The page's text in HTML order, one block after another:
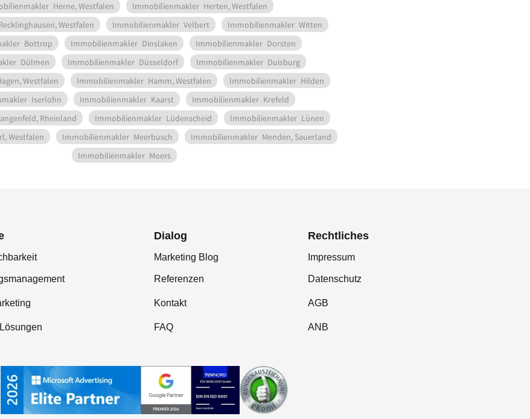
Herne, Westfalen Immobilienmakler Herten, Westfalen
Westfalen Immobilienmakler Velbert Immobilienmakler Witten
Bottrop Immobilienmakler Dinslaken Immobilienmakler Dorsten
Dülmen Immobilienmakler Düsseldorf Immobilienmakler Duisburg
Westfalen Immobilienmakler Hamm, Westfalen Immobilienmakler Hilden
Iserlohn Immobilienmakler Kaarst Immobilienmakler Krefeld
Rheinland Immobilienmakler Lüdenscheid Immobilienmakler Lünen
Westfalen Immobilienmakler Meerbusch Immobilienmakler Menden, Sauerland
Immobilienmakler Moers
Dialog
Marketing Blog
Referenzen
Kontakt
FAQ
Rechtliches
Impressum
Datenschutz
AGB
ANB